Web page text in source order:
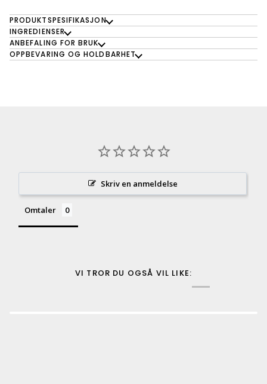
PRODUKTSPESIFIKASJON
INGREDIENSER
ANBEFALING FOR BRUK
OPPBEVARING OG HOLDBARHET
Skriv en anmeldelse
Omtaler
VI TROR DU OGSÅ VIL LIKE: